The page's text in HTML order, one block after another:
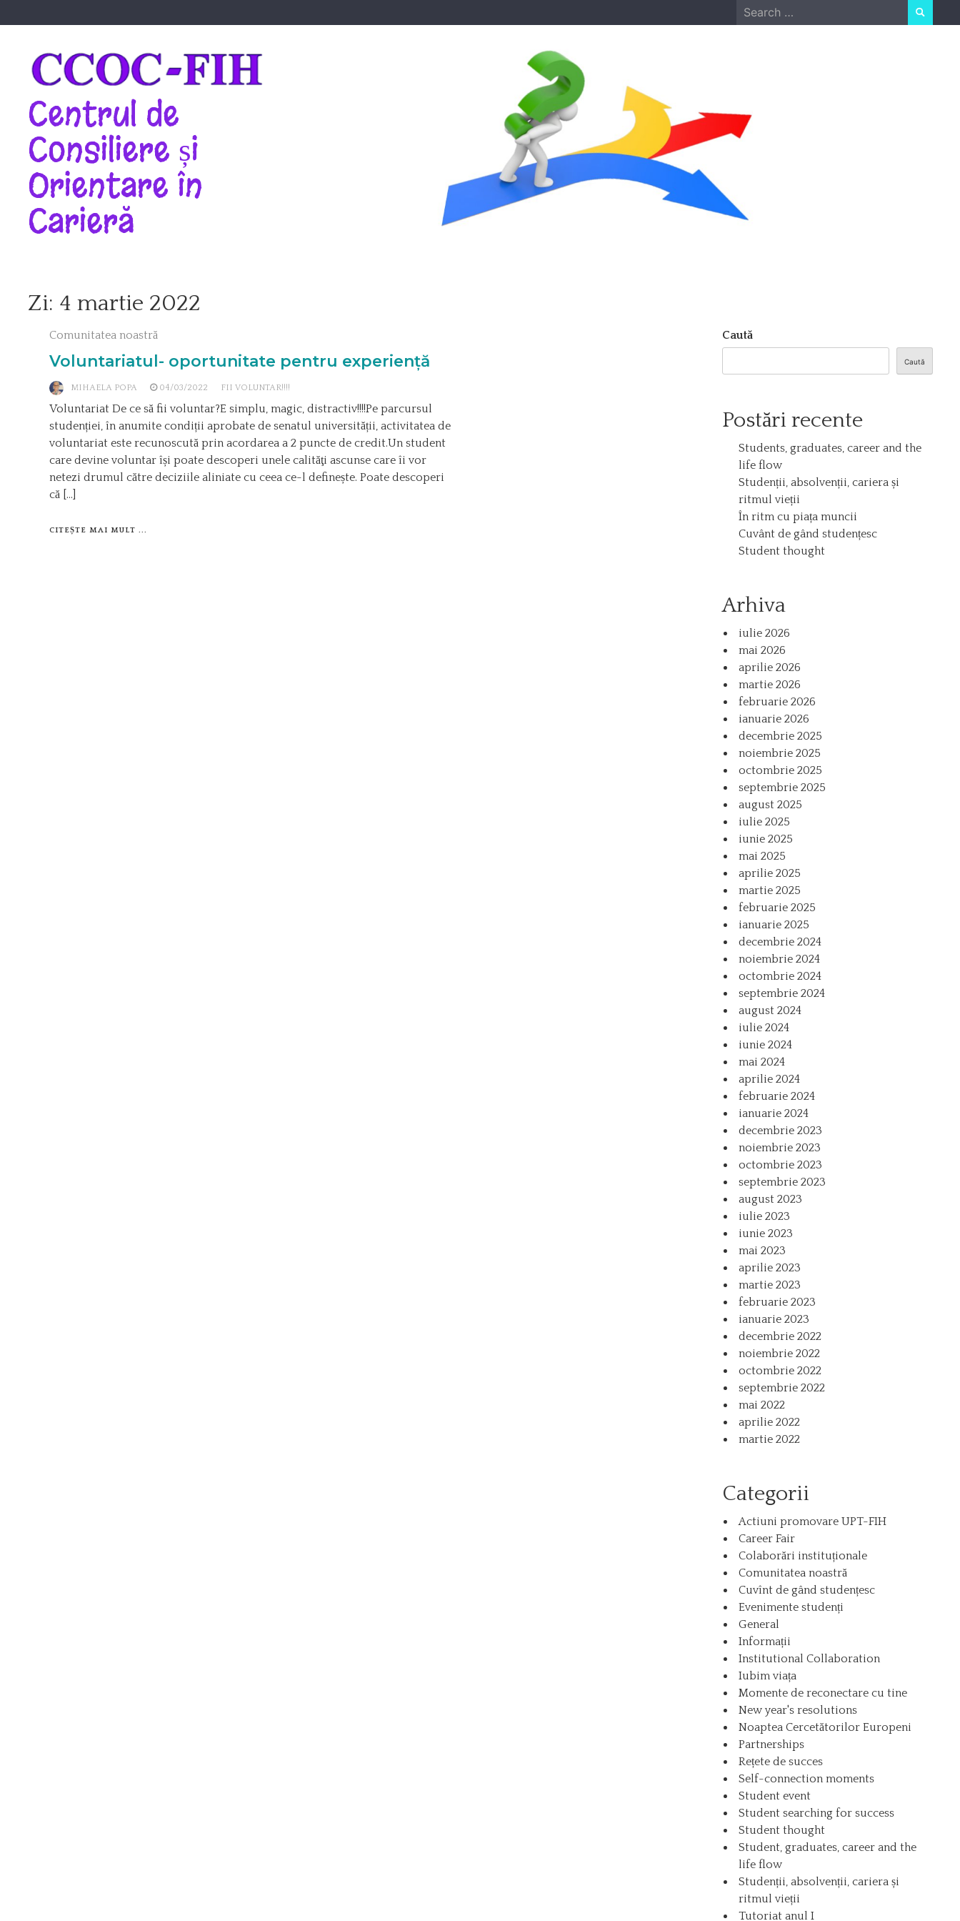
to
Search
for:
Centrul de
Consiliere și
Orientare în
Carieră
Zi: 4 martie 2022
Comunitatea noastră
Voluntariatul- oportunitate pentru experiență
MIHAELA POPA 04/03/2022 FII VOLUNTAR!!!!
Voluntariat De ce să fii voluntar?E simplu, magic, distractiv!!!!Pe parcursul
studenției, în anumite condiții aprobate de senatul universității, activitatea de
voluntariat este recunoscută prin acordarea a 2 puncte de credit.Un student
care devine voluntar își poate descoperi unele calităţi ascunse care îi vor
netezi drumul către deciziile aliniate cu ceea ce-l definește. Poate descoperi
că […]
CITEȘTE MAI MULT ...
Caută
Caută
Postări recente
Students, graduates, career and the
life flow
Studenții, absolvenții, cariera și
ritmul vieții
În ritm cu piața muncii
Cuvânt de gând studențesc
Student thought
Arhiva
iulie 2026
mai 2026
aprilie 2026
martie 2026
februarie 2026
ianuarie 2026
decembrie 2025
noiembrie 2025
octombrie 2025
septembrie 2025
august 2025
iulie 2025
iunie 2025
mai 2025
aprilie 2025
martie 2025
februarie 2025
ianuarie 2025
decembrie 2024
noiembrie 2024
octombrie 2024
septembrie 2024
august 2024
iulie 2024
iunie 2024
mai 2024
aprilie 2024
februarie 2024
ianuarie 2024
decembrie 2023
noiembrie 2023
octombrie 2023
septembrie 2023
august 2023
iulie 2023
iunie 2023
mai 2023
aprilie 2023
martie 2023
februarie 2023
ianuarie 2023
decembrie 2022
noiembrie 2022
octombrie 2022
septembrie 2022
mai 2022
aprilie 2022
martie 2022
Categorii
Actiuni promovare UPT-FIH
Career Fair
Colaborări instituționale
Comunitatea noastră
Cuvînt de gând studențesc
Evenimente studenți
General
Informații
Institutional Collaboration
Iubim viața
Momente de reconectare cu tine
New year's resolutions
Noaptea Cercetătorilor Europeni
Partnerships
Rețete de succes
Self-connection moments
Student event
Student searching for success
Student thought
Student, graduates, career and the
life flow
Studenții, absolvenții, cariera și
ritmul vieții
Tutoriat anul I